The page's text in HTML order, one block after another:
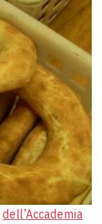
dell’Accademia